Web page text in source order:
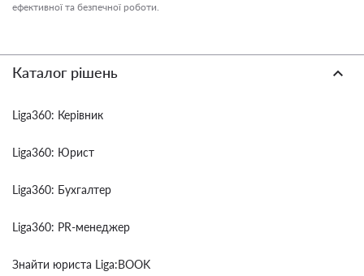
ефективної та безпечної роботи.
Каталог рішень
Liga360: Керівник
Liga360: Юрист
Liga360: Бухгалтер
Liga360: PR-менеджер
Знайти юриста Liga:BOOK